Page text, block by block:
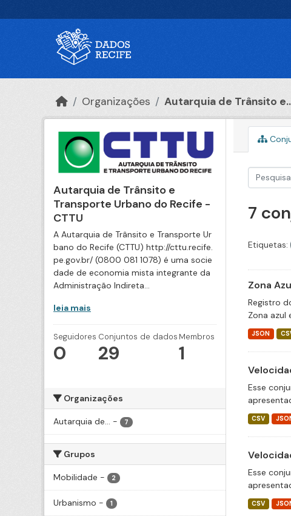
Organizações Autarquia de Trânsito
Autarquia de Trânsito e
Transporte Urbano do Recife -
CTTU
A Autarquia de Trânsito e Transporte Ur
bano do Recife (CTTU) http://cttu.recife.
pe.gov.br/ (0800 081 1078) é uma socie
dade de economia mista integrante da
Administração Indireta...
leia mais
Seguidores
0
Conjuntos de dados
29
Membros
1
Organizações
Autarquia de... - 7
Grupos
Mobilidade - 2
Urbanismo - 1
7
Etiquetas:
Zona
Registro
Zona azul
JSON
Esse
CSV
Esse
CSV